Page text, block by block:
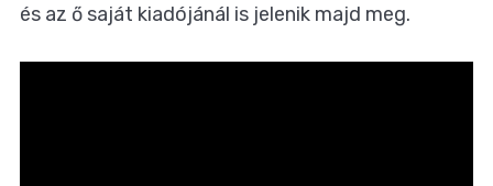
és az ő saját kiadójánál is jelenik majd meg.